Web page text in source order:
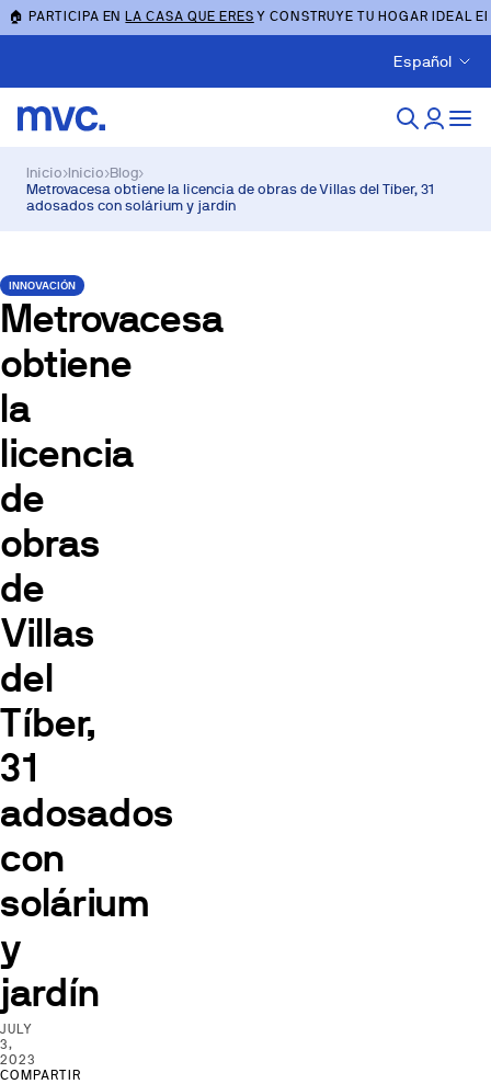
🏠 PARTICIPA ENLA CASA QUE ERES Y CONSTRUYE TU HOGAR IDEAL
Español
Inicio›Inicio›Blog›
Metrovacesa obtiene la licencia de obras de Villas del Tíber, 31
adosados con solárium y jardín
INNOVACIÓN
Metrovacesa
obtiene
la
licencia
de
obras
de
Villas
del
Tíber,
31
adosados
con
solárium
y
jardín
JULY
3,
2023
COMPARTIR